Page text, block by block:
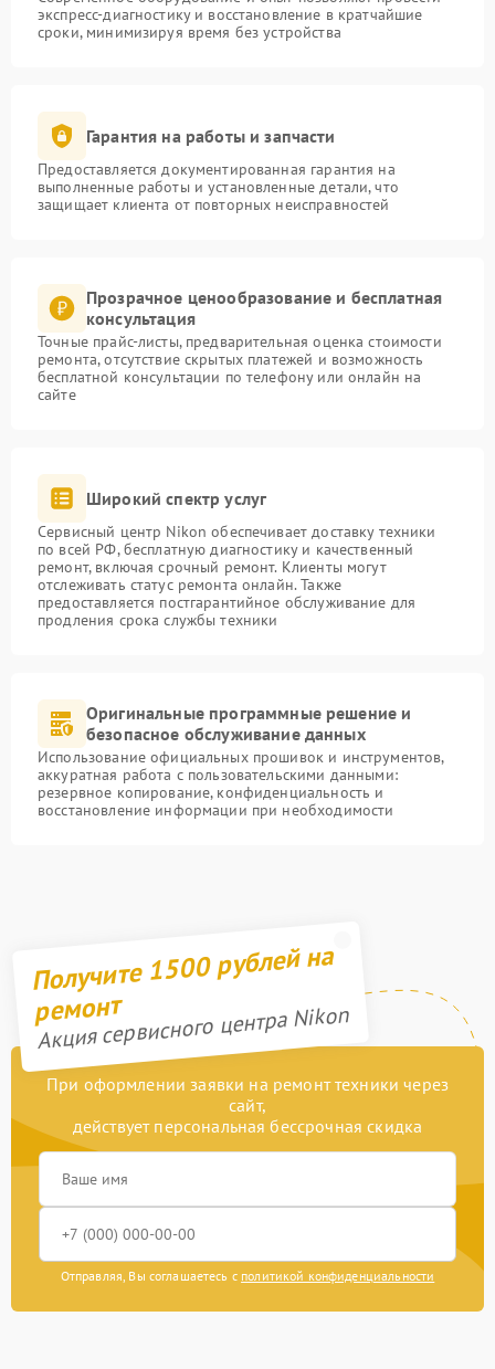
экспресс-диагностику и восстановление в кратчайшие
сроки, минимизируя время без устройства
Гарантия на работы и запчасти
Предоставляется документированная гарантия на
выполненные работы и установленные детали, что
защищает клиента от повторных неисправностей
Прозрачное ценообразование и бесплатная
консультация
Точные прайс-листы, предварительная оценка стоимости
ремонта, отсутствие скрытых платежей и возможность
бесплатной консультации по телефону или онлайн на
сайте
Широкий спектр услуг
Сервисный центр Nikon обеспечивает доставку техники
по всей РФ, бесплатную диагностику и качественный
ремонт, включая срочный ремонт. Клиенты могут
отслеживать статус ремонта онлайн. Также
предоставляется постгарантийное обслуживание для
продления срока службы техники
Оригинальные программные решение и
безопасное обслуживание данных
Использование официальных прошивок и инструментов,
аккуратная работа с пользовательскими данными:
резервное копирование, конфиденциальность и
восстановление информации при необходимости
Получите 1500 рублей на
ремонт
Акция сервисного центра Nikon
При оформлении заявки на ремонт техники через
сайт,
действует персональная бессрочная скидка
Отправляя, Вы соглашаетесь с политикой конфиденциальности